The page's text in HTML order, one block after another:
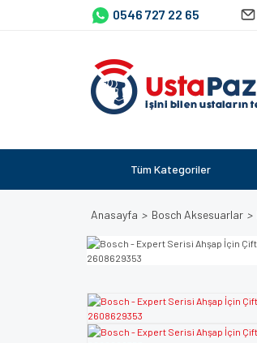
0546 727 22 65
Tüm Kategoriler
Anasayfa Bosch Aksesuarlar